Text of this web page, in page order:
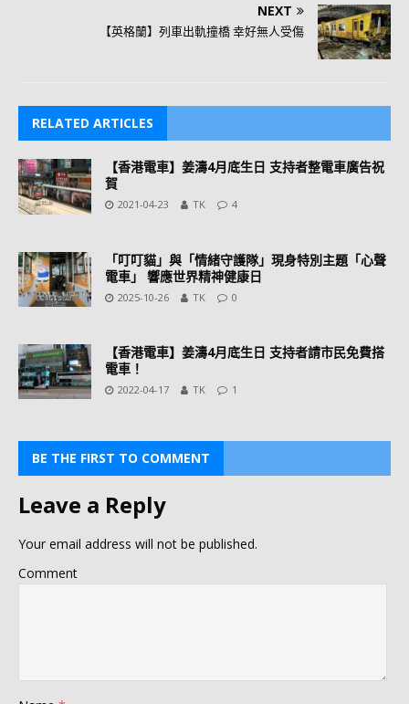
NEXT
【英格蘭】列車出軌撞橋 幸好無人受傷
RELATED ARTICLES
【香港電車】姜濤4月底生日 支持者整電車廣告祝
賀
2021-04-23 TK 4
「叮叮貓」與「情緒守護隊」現身特別主題「心聲
電車」 響應世界精神健康日
2025-10-26 TK 0
【香港電車】姜濤4月底生日 支持者請市民免費搭
電車！
2022-04-17 TK 1
BE THE FIRST TO COMMENT
Leave a Reply
Your email address will not be published.
Comment